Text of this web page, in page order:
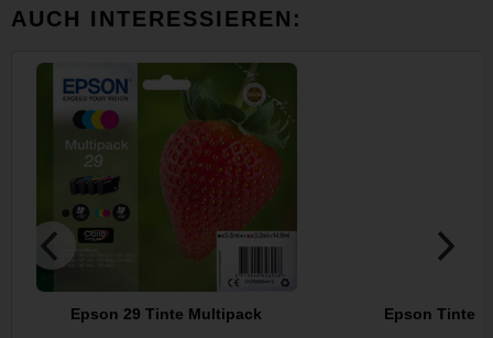
AUCH INTERESSIEREN:
Epson 29 Tinte Multipack Epson Tinte